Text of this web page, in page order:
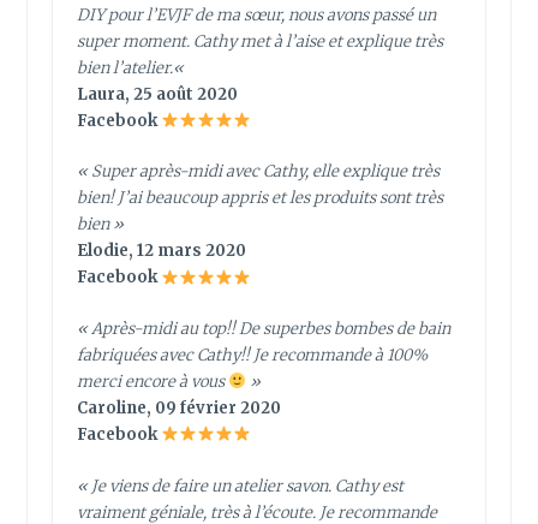
DIY pour l’EVJF de ma sœur, nous avons passé un
super moment. Cathy met à l’aise et explique très
bien l’atelier.«
Laura, 25 août 2020
Facebook
« Super après-midi avec Cathy, elle explique très
bien! J’ai beaucoup appris et les produits sont très
bien »
Elodie, 12 mars 2020
Facebook
« Après-midi au top!! De superbes bombes de bain
fabriquées avec Cathy!! Je recommande à 100%
merci encore à vous
»
Caroline, 09 février 2020
Facebook
« Je viens de faire un atelier savon. Cathy est
vraiment géniale, très à l’écoute. Je recommande